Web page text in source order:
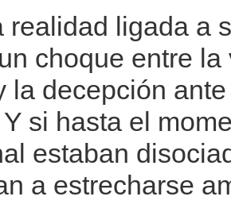
realidad ligada a
choque entre
la decepción
si hasta el
estaban
a estrecharse